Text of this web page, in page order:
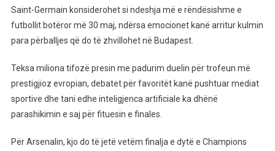
TË
GJITHË
Kush
Saint-Germain konsiderohet si ndeshja më e rëndësishme e
futbollit botëror më 30 maj, ndërsa emocionet kanë arritur kulmin
para përballjes që do të zhvillohet në Budapest.
Teksa miliona tifozë presin me padurim duelin për trofeun më
prestigjioz evropian, debatet për favoritët kanë pushtuar mediat
sportive dhe tani edhe inteligjenca artificiale ka dhënë
parashikimin e saj për fituesin e finales.
Për Arsenalin, kjo do të jetë vetëm finalja e dytë e Champions